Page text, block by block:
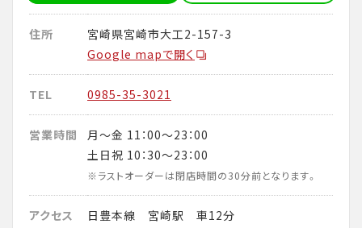
住所
宮崎県宮崎市大工2-157-3
Google mapで開く
TEL 0985-35-3021
営業時間
月～金 11：00～23：00
土日祝 10：30～23：00
※ラストオーダーは閉店時間の30分前となります。
アクセス 日豊本線 宮崎駅 車12分